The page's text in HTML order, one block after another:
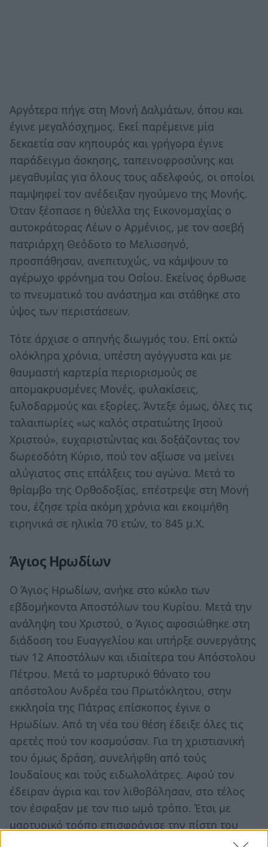
Αργότερα πήγε στη Μονή Δαλμάτων, όπου και
έγινε μεγαλόσχημος. Εκεί παρέμεινε μία
δεκαετία σαν κηπουρός και γρήγορα έγινε
παράδειγμα άσκησης, ταπεινοφροσύνης και
μεγαθυμίας για όλους τους αδελφούς, οι οποίοι
παμψηφεί τον ανέδειξαν ηγούμενο της Μονής.
Όταν ξέσπασε η θύελλα της Εικονομαχίας ο
αυτοκράτορας Λέων ο Αρμένιος, με τον ασεβή
πατριάρχη Θεόδοτο το Μελισσηνό,
προσπάθησαν, ανεπιτυχώς, να κάμψουν το
αγέρωχο φρόνημα του Οσίου. Εκείνος όρθωσε
το πνευματικό του ανάστημα και στάθηκε στο
ύψος των περιστάσεων.
Τότε άρχισε ο απηνής διωγμός του. Επί οκτώ
ολόκληρα χρόνια, υπέστη αγόγγυστα και με
θαυμαστή καρτερία περιορισμούς σε
απομακρυσμένες Μονές, φυλακίσεις,
ξυλοδαρμούς και εξορίες. Άντεξε όμως, όλες τις
ταλαιπωρίες «ως καλός στρατιώτης Ιησού
Χριστού», ευχαριστώντας και δοξάζοντας τον
δωρεοδότη Κύριο, πού τον αξίωσε να μείνει
αλύγιστος στις επάλξεις του αγώνα. Μετά το
θρίαμβο της Ορθοδοξίας, επέστρεψε στη Μονή
του, έζησε τρία ακόμη χρόνια και εκοιμήθη
ειρηνικά σε ηλικία 70 ετών, το 845 μ.Χ.
Άγιος Ηρωδίων
O Άγιος Ηρωδίων, ανήκε στο κύκλο των
εβδομήκοντα Αποστόλων του Κυρίου. Μετά την
ανάληψη του Χριστού, ο Άγιος αφοσιώθηκε στη
διάδοση του Ευαγγελίου και υπήρξε συνεργάτης
των 12 Αποστόλων και ιδιαίτερα του Απόστολου
Πέτρου. Μετά το μαρτυρικό θάνατο του
απόστολου Ανδρέα του Πρωτόκλητου, στην
εκκλησία της Πάτρας επίσκοπος έγινε ο
Ηρωδίων. Από τη νέα του θέση έδειξε όλες τις
αρετές πού τον κοσμούσαν. Για τη χριστιανική
του όμως δράση, συνελήφθη από τούς
Ιουδαίους και τούς ειδωλολάτρες. Αφού τον
έδειραν άγρια και τον λιθοβόλησαν, στο τέλος
τον έσφαξαν με τον πιο ωμό τρόπο. Έτσι με
μαρτυρικό τρόπο επισφράγισε την πίστη του